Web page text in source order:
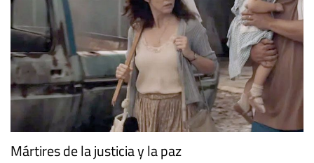
Mártires de la justicia y la paz